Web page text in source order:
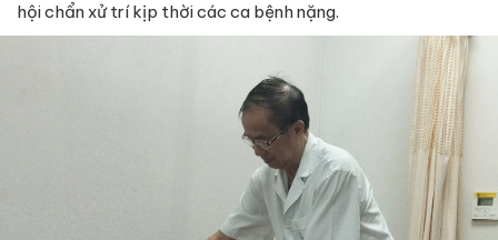
hội chẩn xử trí kịp thời các ca bệnh nặng.